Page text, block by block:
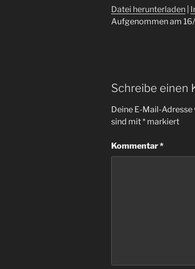
Datei herunterladen
Aufgenommen am
Schreibe einen
Deine E-Mail-
sind mit* markiert
Kommentar*